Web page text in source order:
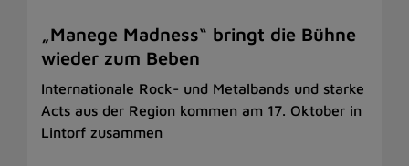
„Manege Madness“ bringt die Bühne
wieder zum Beben
Internationale Rock- und Metalbands und starke
Acts aus der Region kommen am 17. Oktober in
Lintorf zusammen